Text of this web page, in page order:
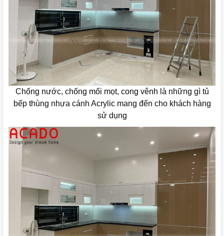
Chống nước, chống mối mọt, cong vênh là những gì tủ
bếp thùng nhựa cánh Acrylic mang đến cho khách hàng
sử dụng